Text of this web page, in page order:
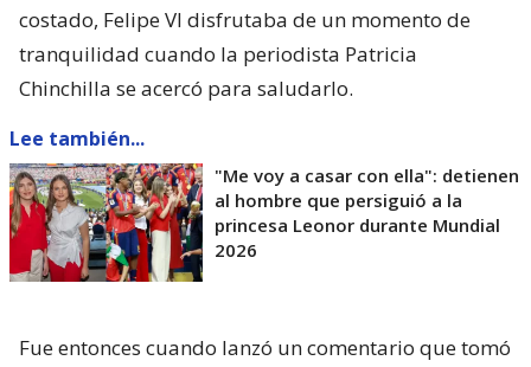
costado, Felipe VI disfrutaba de un momento de
tranquilidad cuando la periodista Patricia
Chinchilla se acercó para saludarlo.
Lee también...
"Me voy a casar con ella": detienen
al hombre que persiguió a la
princesa Leonor durante Mundial
2026
Fue entonces cuando lanzó un comentario que tomó